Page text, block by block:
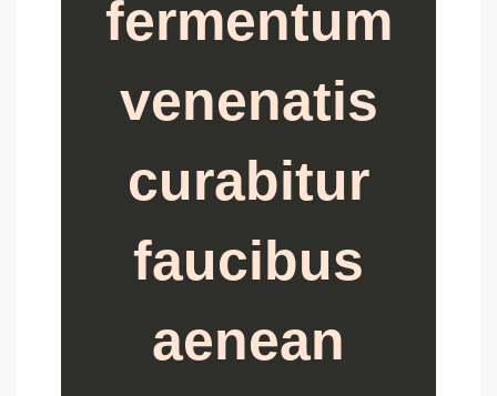
fermentum
venenatis
curabitur
faucibus
aenean